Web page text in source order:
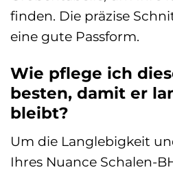
finden. Die präzise
eine gute Passform.
Wie pflege ich
besten, damit er
bleibt?
Um die Langlebigkeit
Ihres Nuance Schalen-